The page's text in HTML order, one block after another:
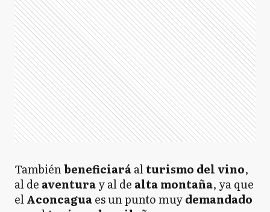
Tambiénbeneficiaráalturismo del vino,
al de aventuray al de alta montaña, ya que
elAconcaguaes un punto muydemandado